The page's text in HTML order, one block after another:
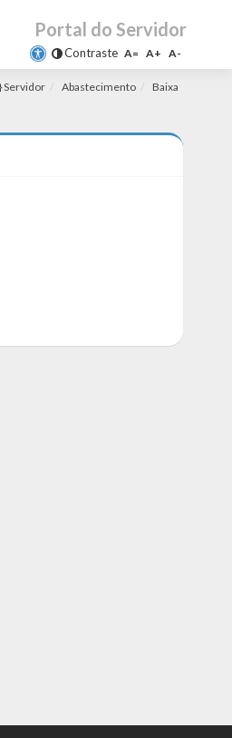
Portal do Servidor
Contraste A= A+ A-
Servidor Abastecimento Baixa